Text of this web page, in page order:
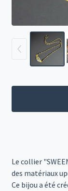
Le collier
des matériaux
Ce bijou a été